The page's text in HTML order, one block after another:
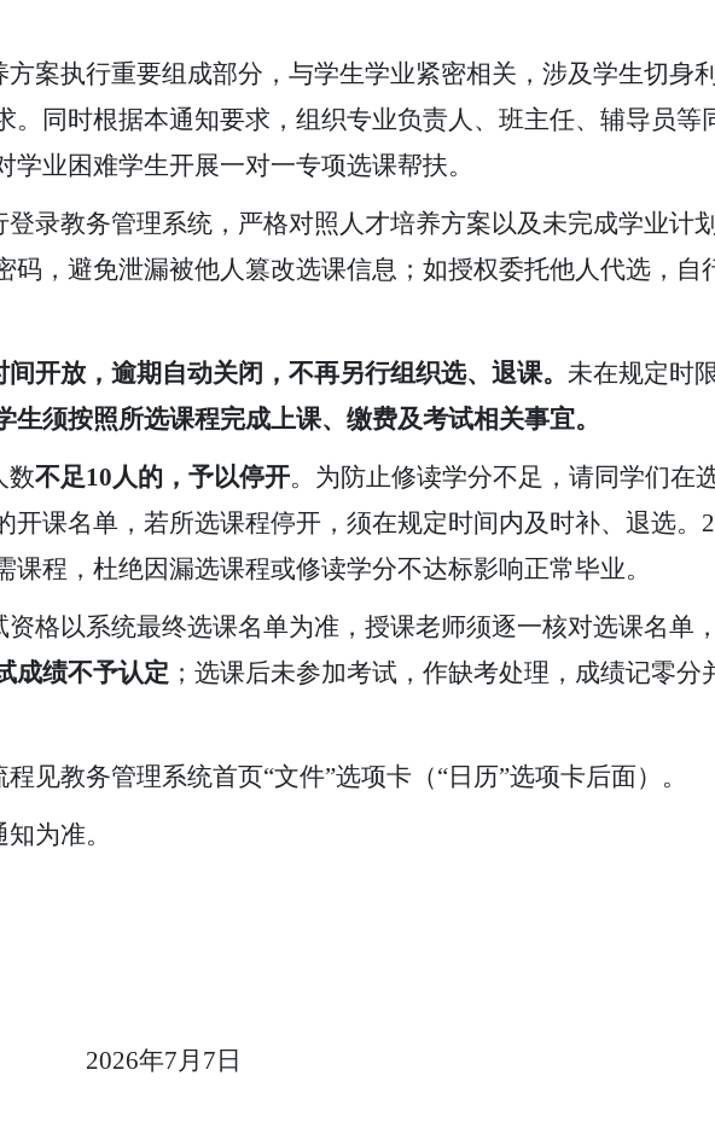
案执行重要组成部分，与学生学业紧密相关，涉及学生切身
。同时根据本通知要求，组织专业负责人、班主任、辅导员
业困难学生开展一对一专项选课帮扶。
录教务管理系统，严格对照人才培养方案以及未完成学业计
码，避免泄漏被他人篡改选课信息；如授权委托他人代选，
开放，逾期自动关闭，不再另行组织选、退课。 未在规定时
生须按照所选课程完成上课、缴费及考试相关事宜。
数不足10人的，予以停开。为防止修读学分不足，请同学们在
开课名单，若所选课程停开，须在规定时间内及时补、退选。
课程，杜绝因漏选课程或修读学分不达标影响正常毕业。
格以系统最终选课名单为准，授课老师须逐一核对选课名单
成绩不予认定 ；选课后未参加考试，作缺考处理，成绩记零
见教务管理系统首页“文件”选项卡（“日历”选项卡后面）。
知为准。
2026年7月7日